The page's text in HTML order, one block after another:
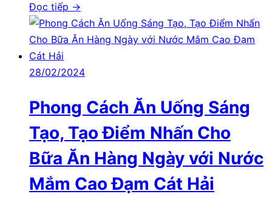
Đọc tiếp →
28/02/2024
Phong Cách Ăn Uống Sáng
Tạo, Tạo Điểm Nhấn Cho
Bữa Ăn Hàng Ngày với Nước
Mắm Cao Đạm Cát Hải